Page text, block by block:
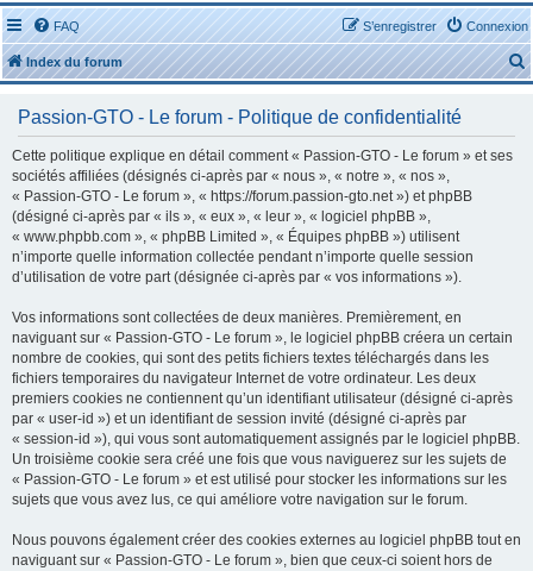
FAQ Connexion
S’enregistrer
Index du forum
e
Passion-GTO - Le forum - Politique de confidentialité
Cette politique explique en détail comment « Passion-GTO - Le forum » et ses
sociétés affiliées (désignés ci-après par « nous », « notre », « nos »,
« Passion-GTO - Le forum », « https://forum.passion-gto.net ») et phpBB
(désigné ci-après par « ils », « eux », « leur », « logiciel phpBB »,
« www.phpbb.com », « phpBB Limited », « Équipes phpBB ») utilisent
n’importe quelle information collectée pendant n’importe quelle session
d’utilisation de votre part (désignée ci-après par « vos informations »).
Vos informations sont collectées de deux manières. Premièrement, en
naviguant sur « Passion-GTO - Le forum », le logiciel phpBB créera un certain
nombre de cookies, qui sont des petits fichiers textes téléchargés dans les
fichiers temporaires du navigateur Internet de votre ordinateur. Les deux
premiers cookies ne contiennent qu’un identifiant utilisateur (désigné ci-après
par « user-id ») et un identifiant de session invité (désigné ci-après par
« session-id »), qui vous sont automatiquement assignés par le logiciel phpBB.
Un troisième cookie sera créé une fois que vous naviguerez sur les sujets de
« Passion-GTO - Le forum » et est utilisé pour stocker les informations sur les
sujets que vous avez lus, ce qui améliore votre navigation sur le forum.
Nous pouvons également créer des cookies externes au logiciel phpBB tout en
naviguant sur « Passion-GTO - Le forum », bien que ceux-ci soient hors de